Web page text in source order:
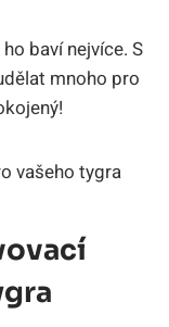
baví nejvíce. S
mnoho ⁢pro